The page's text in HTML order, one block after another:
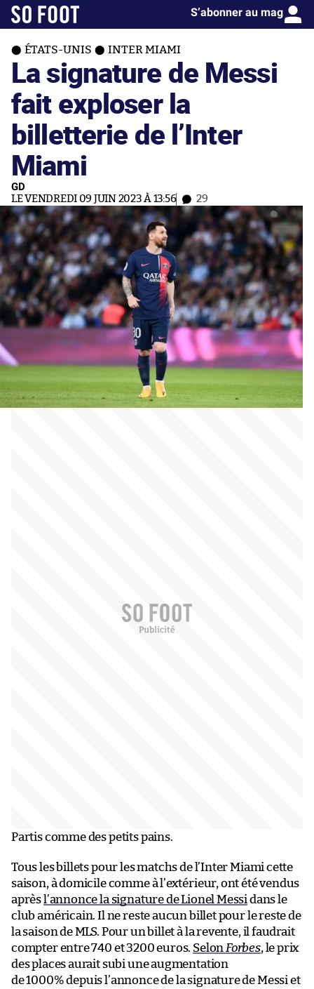
S’abonner au mag
ÉTATS-UNIS INTER MIAMI
La signature de Messi
fait exploser la
billetterie de l’Inter
Miami
GD
LE VENDREDI 09 JUIN 2023 À 13:56 29
Partis comme des petits pains.
Tous les billets pour les matchs de l’Inter Miami cette
saison, à domicile comme à l’extérieur, ont été vendus
après l’annonce la signature de Lionel Messi dans le
club américain. Il ne reste aucun billet pour le reste de
la saison de MLS. Pour un billet à la revente, il faudrait
compter entre 740 et 3200 euros. Selon Forbes, le prix
des places aurait subi une augmentation
de 1000% depuis l’annonce de la signature de Messi et